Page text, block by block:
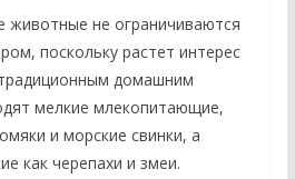
животные не ограничиваются
поскольку растет интерес
домашним
мелкие млекопитающие,
и морские свинки, а
как черепахи и змеи.